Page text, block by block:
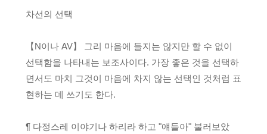
차선의 선택
【N이나 AV】 그리 마음에 들지는 않지만 할 수 없이
선택함을 나타내는 보조사이다. 가장 좋은 것을 선택하
면서도 마치 그것이 마음에 차지 않는 선택인 것처럼 표
현하는 데 쓰기도 한다.
¶ 다정스레 이야기나 하리라 하고 "얘들아" 불러보았